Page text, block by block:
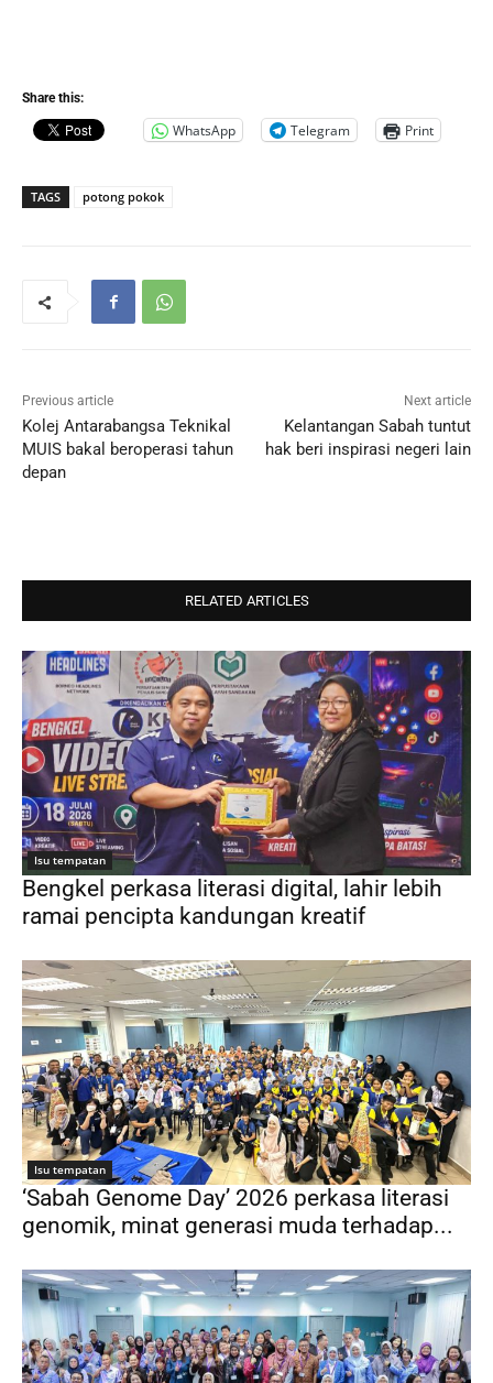
Share this:
WhatsApp Telegram Print
TAGS potong pokok
Previous article
Kolej Antarabangsa Teknikal
MUIS bakal beroperasi tahun
depan
Next article
Kelantangan Sabah tuntut
hak beri inspirasi negeri lain
RELATED ARTICLES
Isu tempatan
Bengkel perkasa literasi digital, lahir lebih
ramai pencipta kandungan kreatif
Isu tempatan
‘Sabah Genome Day’ 2026 perkasa literasi
genomik, minat generasi muda terhadap...